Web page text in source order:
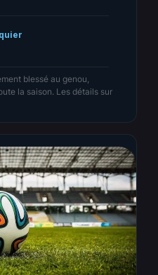
blessé au genou,
la saison. Les détails sur